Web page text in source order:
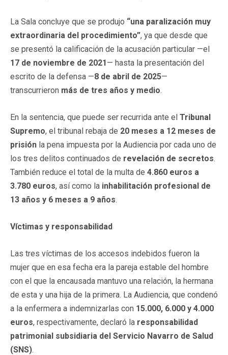
La Sala concluye que se produjo “una paralización muy
extraordinaria del procedimiento”, ya que desde que
se presentó la calificación de la acusación particular —el
17 de noviembre de 2021— hasta la presentación del
escrito de la defensa —8 de abril de 2025—
transcurrieron más de tres años y medio.
En la sentencia, que puede ser recurrida ante el Tribunal
Supremo, el tribunal rebaja de 20 meses a 12 meses de
prisión la pena impuesta por la Audiencia por cada uno de
los tres delitos continuados de revelación de secretos.
También reduce el total de la multa de 4.860 euros a
3.780 euros, así como la inhabilitación profesional de
13 años y 6 meses a 9 años.
Víctimas y responsabilidad
Las tres víctimas de los accesos indebidos fueron la
mujer que en esa fecha era la pareja estable del hombre
con el que la encausada mantuvo una relación, la hermana
de esta y una hija de la primera. La Audiencia, que condenó
a la enfermera a indemnizarlas con 15.000, 6.000 y 4.000
euros, respectivamente, declaró la responsabilidad
patrimonial subsidiaria del Servicio Navarro de Salud
(SNS).